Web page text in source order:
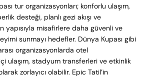
tur organizasyonları; konforlu ulaşım,
desteği, planlı gezi akışı ve
yapısıyla misafirlere daha güvenli ve
sunmayı hedefler. Dünya Kupası gibi
organizasyonlarda otel
ulaşım, stadyum transferleri ve etkinlik
zorlayıcı olabilir. Epic Tatil’in